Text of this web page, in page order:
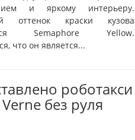
и яркому интерьеру.
оттенок краски кузова
Semaphore Yellow.
что он является...
роботакси
без руля